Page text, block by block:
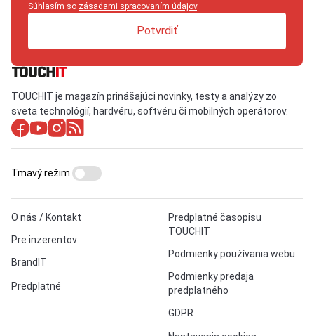
Súhlasím so zásadami spracovaním údajov.
Potvrdiť
TOUCHIT je magazín prinášajúci novinky, testy a analýzy zo
sveta technológií, hardvéru, softvéru či mobilných operátorov.
O nás / Kontakt
Pre inzerentov
BrandIT
Predplatné
Predplatné časopisu
TOUCHIT
Podmienky používania webu
Podmienky predaja
predplatného
GDPR
Tmavý režim